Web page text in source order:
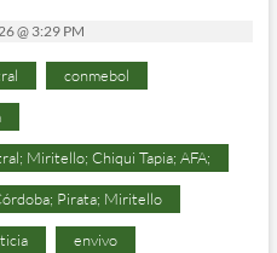
@ 3:29 PM
conmebol
Miritello; Chiqui Tapia; AFA;
Pirata; Miritello
envivo